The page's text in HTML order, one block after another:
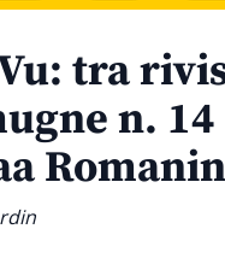
tra
n.